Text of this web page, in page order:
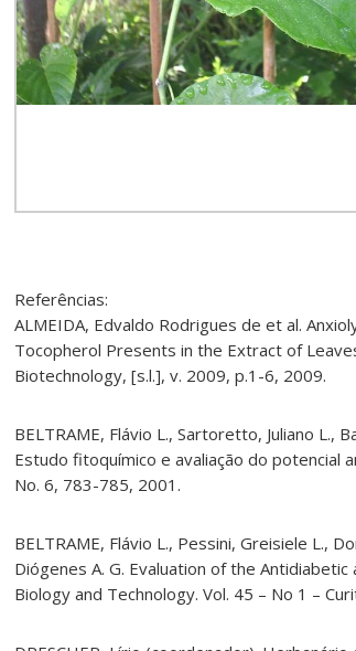
Referências:
ALMEIDA, Edvaldo Rodrigues de et al.
Tocopherol Presents in the Extract of
Biotechnology, [s.l.], v. 2009, p.1-6, 2009.
BELTRAME, Flávio L., Sartoretto, Juliano L.,
Estudo fitoquímico e avaliação do potencial
No. 6, 783-785, 2001.
BELTRAME, Flávio L., Pessini, Greisiele L.,
Diógenes A. G. Evaluation of the
Biology and Technology. Vol. 45 – No 1 –